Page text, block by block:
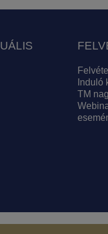
Induló
TM